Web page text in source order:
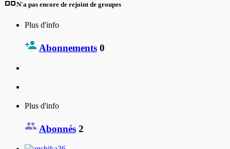
N'a pas encore de rejoint de groupes
Plus d'info
Abonnements 0
Plus d'info
Abonnés 2